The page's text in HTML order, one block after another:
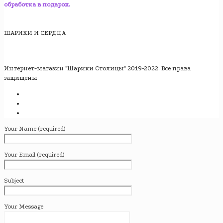
обработка в подарок.
ШАРИКИ И СЕРДЦА
Интернет-магазин "Шарики Столицы" 2019-2022. Все права
защищены
Your Name (required)
Your Email (required)
Subject
Your Message